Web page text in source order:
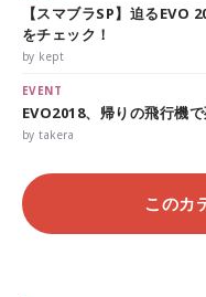
【スマブラSP】迫るEVO
をチェック！
by kept
EVENT
EVO2018、帰りの飛行機
by takera
このカ